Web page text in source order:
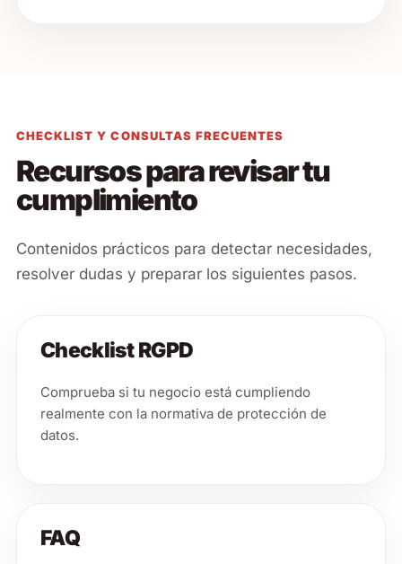
CHECKLIST Y CONSULTAS FRECUENTES
Recursos para revisar tu
cumplimiento
Contenidos prácticos para detectar necesidades,
resolver dudas y preparar los siguientes pasos.
Checklist RGPD
Comprueba si tu negocio está cumpliendo
realmente con la normativa de protección de
datos.
FAQ